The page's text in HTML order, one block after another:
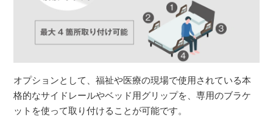
オプションとして、福祉や医療の現場で使用されている本
格的なサイドレールやベッド用グリップを、専用のブラケ
ットを使って取り付けることが可能です。